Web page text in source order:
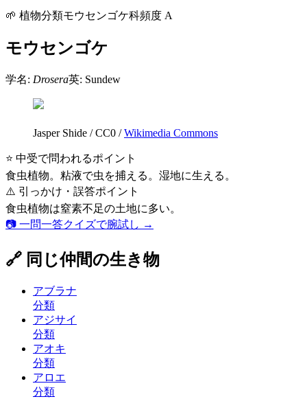
🌱 植物分類モウセンゴケ科頻度 A
モウセンゴケ
学名: Drosera英: Sundew
Jasper Shide /CC0 / Wikimedia Commons
⭐ 中受で問われるポイント
食虫植物。粘液で虫を捕える。湿地に生える。
⚠️ 引っかけ・誤答ポイント
食虫植物は窒素不足の土地に多い。
📷 一問一答クイズで腕試し →
🔗 同じ仲間の生き物
アブラナ
分類
アジサイ
分類
アオキ
分類
アロエ
分類